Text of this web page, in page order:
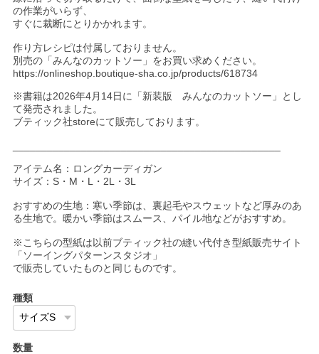
の作業がいらず、
すぐに裁断にとりかかれます。
作り方レシピは付属しておりません。
別売の「みんなのカットソー」をお買い求めください。
https://onlineshop.boutique-sha.co.jp/products/618734
※書籍は2026年4月14日に「新装版 みんなのカットソー」とし
て発売されました。
ブティック社storeにて販売しております。
アイテム名：ロングカーディガン
サイズ：S・M・L・2L・3L
おすすめの生地：寒い季節は、裏起毛やスウェットなど厚みのあ
る生地で。暖かい季節はスムース、パイル地などがおすすめ。
※こちらの型紙は以前ブティック社の縫い代付き型紙販売サイト
「ソーイングパターンスタジオ」
で販売していたものと同じものです。
種類
数量